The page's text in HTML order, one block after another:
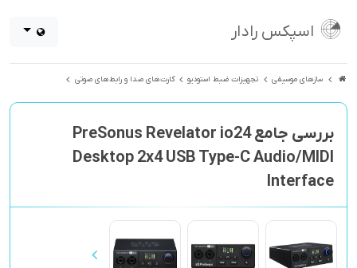
اسپکس رادار
سازهای موسیقی تجهیزات ضبط استودیو کارت‌های صدا و رابط‌های صوتی
بررسی جامع PreSonus Revelator io24
Desktop 2x4 USB Type-C Audio/MIDI
Interface